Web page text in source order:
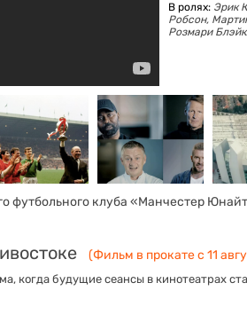
В ролях: Эрик
Робсон,
Розмари
футбольного клуба «Манчестер
(Фильм в прокате с 11
когда будущие сеансы в кинотеатрах